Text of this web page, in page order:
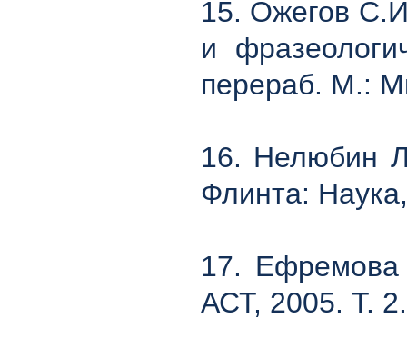
15. Ожегов
и
перераб. М.:
16. Нелюбин
Флинта:
17. Ефремова
АСТ, 2005. Т.